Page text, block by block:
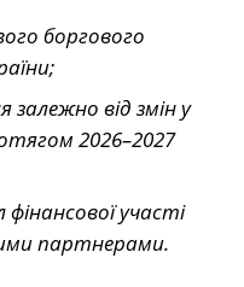
боргового
залежно від змін у
2026–2027
участі
партнерами.